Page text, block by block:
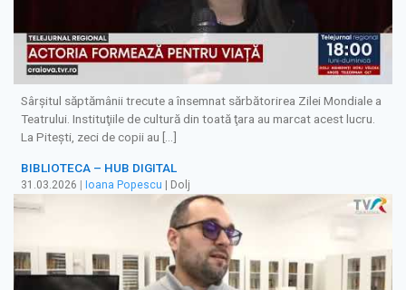
Sârşitul săptămânii trecute a însemnat sărbătorirea Zilei Mondiale a
Teatrului. Instituţiile de cultură din toată ţara au marcat acest lucru.
La Pitești, zeci de copii au […]
BIBLIOTECA – HUB DIGITAL
31.03.2026 Ioana Popescu | Dolj